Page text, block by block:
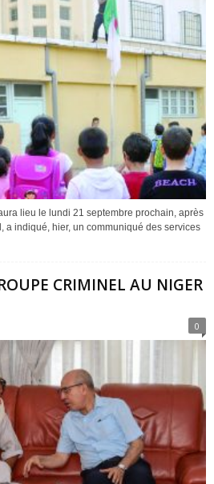
lieu le lundi 21 septembre prochain, après
a indiqué, hier, un communiqué des services
CRIMINEL AU NIGER
0